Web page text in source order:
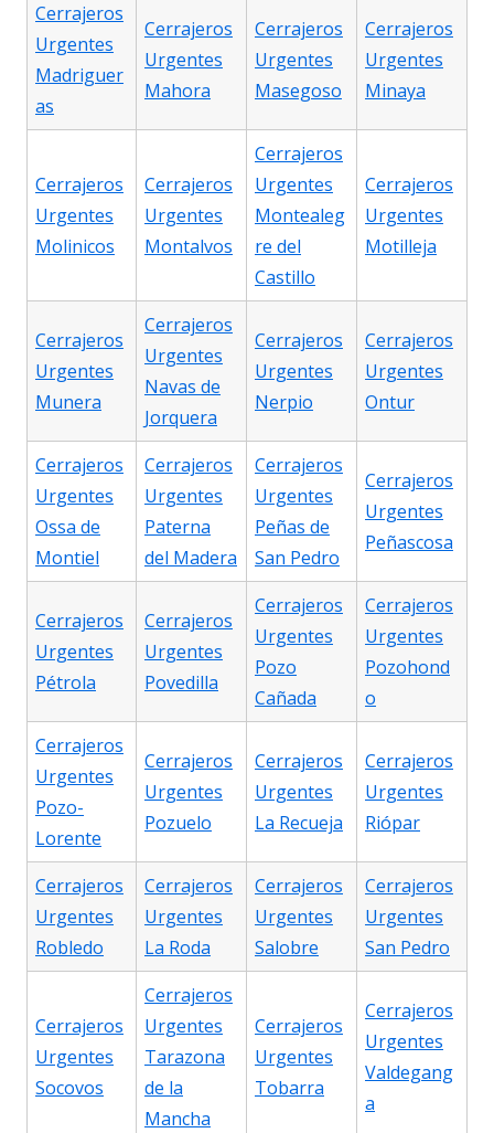
Cerrajeros
Urgentes
Madriguer
as
Cerrajeros
Urgentes
Mahora
Cerrajeros
Urgentes
Masegoso
Cerrajeros
Urgentes
Minaya
Cerrajeros
Urgentes
Molinicos
Cerrajeros
Urgentes
Montalvos
Cerrajeros
Urgentes
Montealeg
re del
Castillo
Cerrajeros
Urgentes
Motilleja
Cerrajeros
Urgentes
Munera
Cerrajeros
Urgentes
Navas de
Jorquera
Cerrajeros
Urgentes
Nerpio
Cerrajeros
Urgentes
Ontur
Cerrajeros
Urgentes
Ossa de
Montiel
Cerrajeros
Urgentes
Paterna
del Madera
Cerrajeros
Urgentes
Peñas de
San Pedro
Cerrajeros
Urgentes
Peñascosa
Cerrajeros
Urgentes
Pétrola
Cerrajeros
Urgentes
Povedilla
Cerrajeros
Urgentes
Pozo
Cañada
Cerrajeros
Urgentes
Pozohond
o
Cerrajeros
Urgentes
Pozo-
Lorente
Cerrajeros
Urgentes
Pozuelo
Cerrajeros
Urgentes
La Recueja
Cerrajeros
Urgentes
Riópar
Cerrajeros
Urgentes
Robledo
Cerrajeros
Urgentes
La Roda
Cerrajeros
Urgentes
Salobre
Cerrajeros
Urgentes
San Pedro
Cerrajeros
Urgentes
Socovos
Cerrajeros
Urgentes
Tarazona
de la
Mancha
Cerrajeros
Urgentes
Tobarra
Cerrajeros
Urgentes
Valdegang
a